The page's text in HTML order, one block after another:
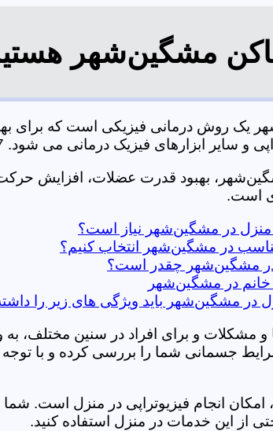
مشگین‌شهر
یک روش درمانی فیزیکی است که برای
فیزیک درمانی می شود. 09106210197 خانم دکتر دمیرچی
بهبود قدرت عضلات، افزایش
است.
منزل در مشگین‌شهر نیاز است؟
در مشگین‌شهر انتخاب کنیم؟
در مشگین‌شهر چقدر است؟
خانم در مشگین‌شهر
در مشگین‌شهر باید ویژگی های زیر را
و مشکلات و برای افراد در سنین مختلف،
جسمانی شما را بررسی کرده و با توجه
امکان انجام فیزیوتراپی در منزل است.
از این خدمات در منزل استفاده کنید.